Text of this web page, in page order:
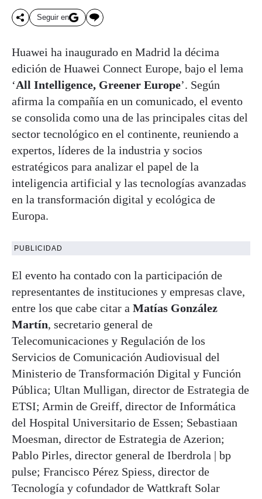
Seguir en
Huawei ha inaugurado en Madrid la décima
edición de Huawei Connect Europe, bajo el lema
‘All Intelligence, Greener Europe’. Según
afirma la compañía en un comunicado, el evento
se consolida como una de las principales citas del
sector tecnológico en el continente, reuniendo a
expertos, líderes de la industria y socios
estratégicos para analizar el papel de la
inteligencia artificial y las tecnologías avanzadas
en la transformación digital y ecológica de
Europa.
PUBLICIDAD
El evento ha contado con la participación de
representantes de instituciones y empresas clave,
entre los que cabe citar a Matías González
Martín, secretario general de
Telecomunicaciones y Regulación de los
Servicios de Comunicación Audiovisual del
Ministerio de Transformación Digital y Función
Pública; Ultan Mulligan, director de Estrategia de
ETSI; Armin de Greiff, director de Informática
del Hospital Universitario de Essen; Sebastiaan
Moesman, director de Estrategia de Azerion;
Pablo Pirles, director general de Iberdrola | bp
pulse; Francisco Pérez Spiess, director de
Tecnología y cofundador de Wattkraft Solar